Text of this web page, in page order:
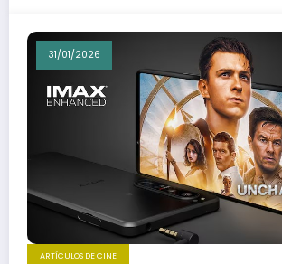
31/01/2026
ARTÍCULOS DE CINE